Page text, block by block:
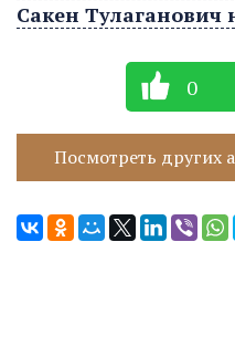
Сакен Тулаганович
0
Посмотреть других